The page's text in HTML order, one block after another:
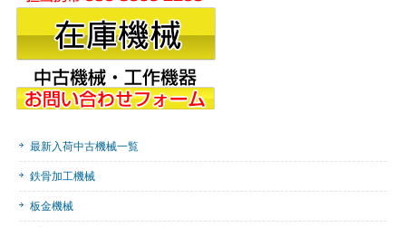
最新入荷中古機械一覧
鉄骨加工機械
板金機械